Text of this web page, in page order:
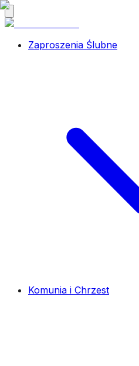
Zaproszenia Ślubne
Komunia i Chrzest